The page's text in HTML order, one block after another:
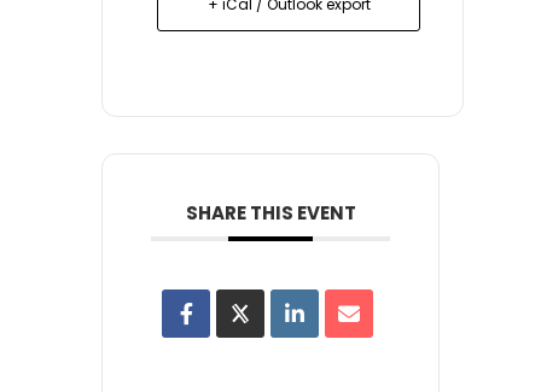
+ iCal / Outlook export
SHARE THIS EVENT